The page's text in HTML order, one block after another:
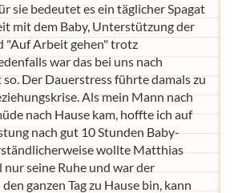
sie bedeutet es ein täglicher Spagat
mit dem Baby, Unterstützung der
"Auf Arbeit gehen" trotz
war das bei uns nach
Der Dauerstress führte damals zu
Als mein Mann nach
nach Hause kam, hoffte ich auf
nach gut 10 Stunden Baby-
wollte Matthias
nur seine Ruhe und war der
ganzen Tag zu Hause bin, kann